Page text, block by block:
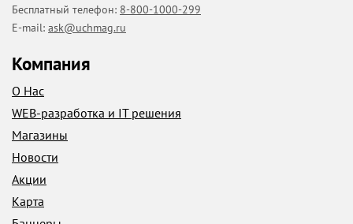
Бесплатный телефон: 8-800-1000-299
E-mail: ask@uchmag.ru
Компания
О Нас
WEB-разработка и IT решения
Магазины
Новости
Акции
Карта